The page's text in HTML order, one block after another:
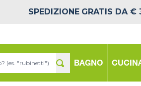
SPEDIZIONE GRATIS DA €
BAGNO